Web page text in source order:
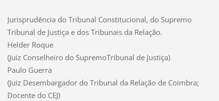
Jurisprudência do Tribunal Constitucional, do Supremo
Tribunal de Justiça e dos Tribunais da Relação.
Helder Roque
(Juiz Conselheiro do SupremoTribunal de Justiça)
Paulo Guerra
(Juiz Desembargador do Tribunal da Relação de Coimbra;
Docente do CEJ)